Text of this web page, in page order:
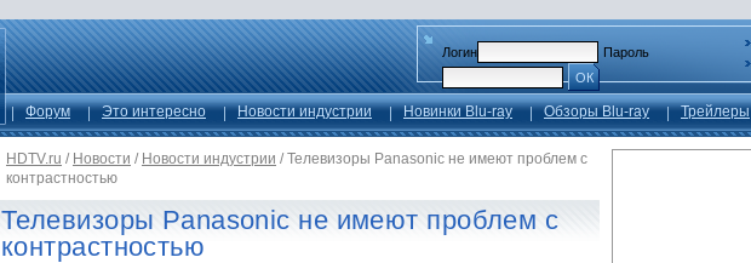
Логин
Пароль
ОК
Форум Это интересно Новости индустрии Новинки Blu-ray Обзоры Blu-ray Трейлеры
HDTV.ru / Новости / Новости индустрии / Телевизоры Panasonic не имеют проблем с
контрастностью
Телевизоры Panasonic не имеют проблем с
контрастностью